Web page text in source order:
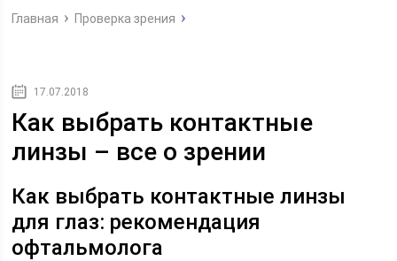
Главная Проверка зрения
17.07.2018
Как выбрать контактные
линзы – все о зрении
Как выбрать контактные линзы
для глаз: рекомендация
офтальмолога